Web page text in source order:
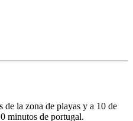
de la zona de playas y a 10 de
minutos de portugal.